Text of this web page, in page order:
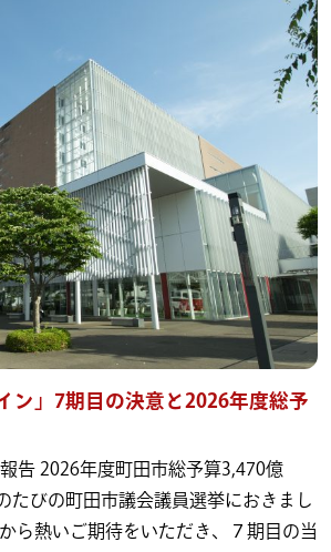
ン」7期目の決意と2026年度総予
告 2026年度町田市総予算3,470億
びの町田市議会議員選挙におきまし
ら熱いご期待をいただき、７期目の当